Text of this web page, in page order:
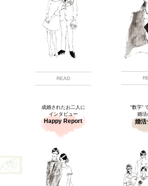
READ
成婚されたお二人に
インタビュー
Happy Report
"数字”
婚活
婚活